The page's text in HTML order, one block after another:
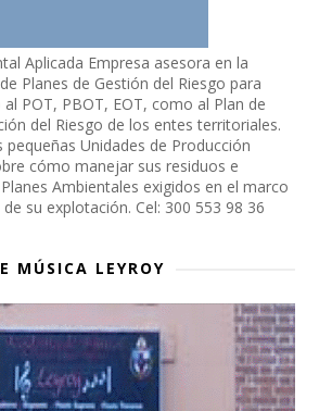
Aplicada Empresa asesora en la
Planes de Gestión del Riesgo para
POT, PBOT, EOT, como al Plan de
del Riesgo de los entes territoriales.
pequeñas Unidades de Producción
cómo manejar sus residuos e
Ambientales exigidos en el marco
su explotación. Cel: 300 553 98 36
MÚSICA LEYROY